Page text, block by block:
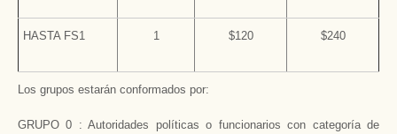
HASTA FS1 1 $120 $240
Los grupos estarán conformados por:
GRUPO 0 : Autoridades políticas o funcionarios con categoría de